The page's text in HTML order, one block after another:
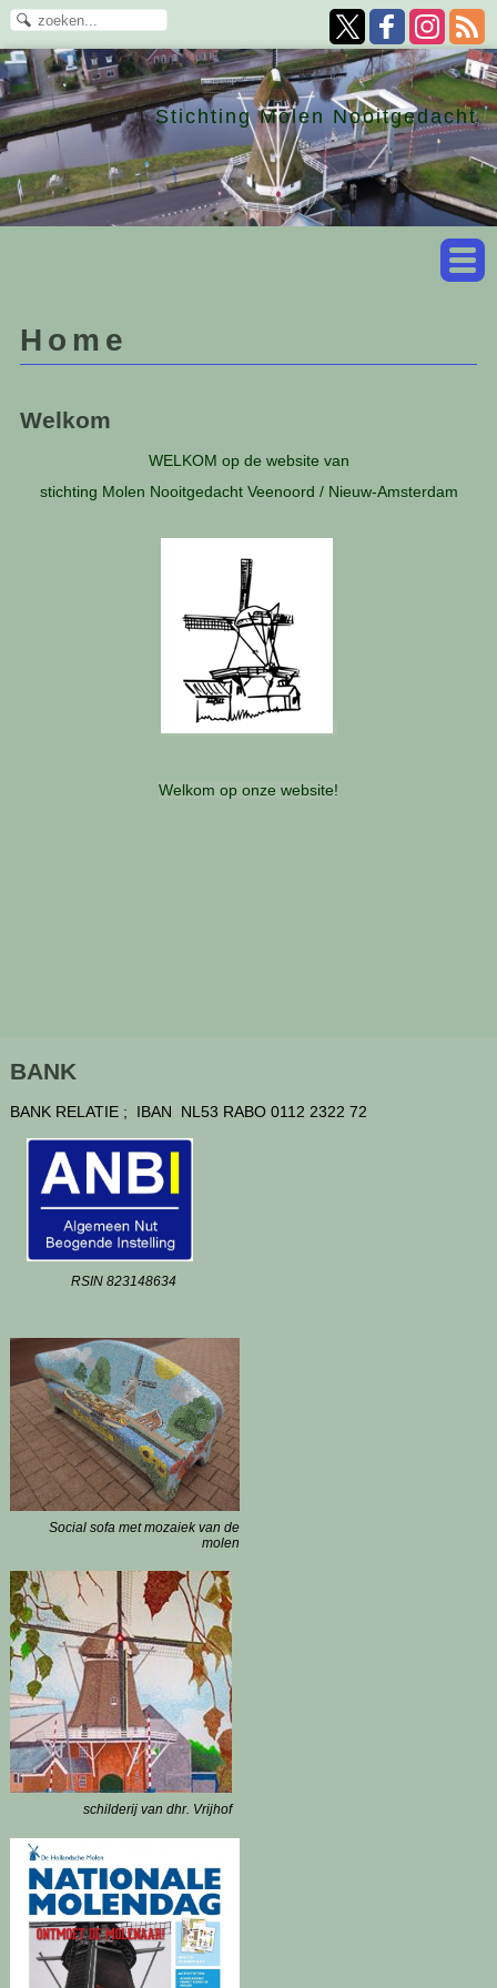
Stichting Molen Nooitgedacht
Home
Welkom
WELKOM op de website van
stichting Molen Nooitgedacht Veenoord / Nieuw-Amsterdam
Welkom op onze website!
BANK
BANK RELATIE ; IBAN NL53 RABO 0112 2322 72
RSIN 823148634
Social sofa met mozaiek van de
molen
schilderij van dhr. Vrijhof